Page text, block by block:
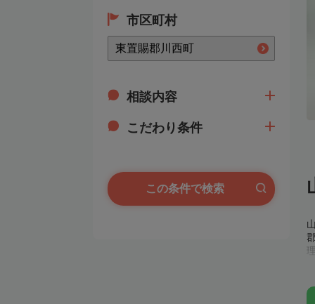
市区町村
相談内容
こだわり条件
この条件で検索